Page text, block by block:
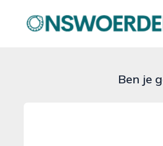
onswoerden.nl
Ben je